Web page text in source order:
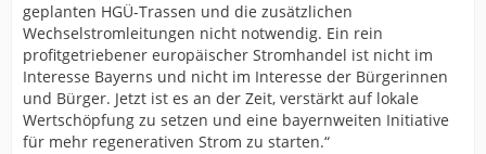
geplanten HGÜ-Trassen und die zusätzlichen
Wechselstromleitungen nicht notwendig. Ein rein
profitgetriebener europäischer Stromhandel ist nicht im
Interesse Bayerns und nicht im Interesse der Bürgerinnen
und Bürger. Jetzt ist es an der Zeit, verstärkt auf lokale
Wertschöpfung zu setzen und eine bayernweiten Initiative
für mehr regenerativen Strom zu starten.“